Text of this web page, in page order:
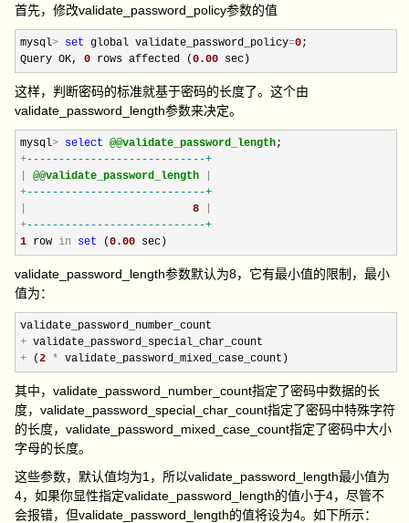
首先，修改validate_password_policy参数的值
mysql> set global validate_password_policy=0;
Query OK, 0 rows affected (0.00 sec)
这样，判断密码的标准就基于密码的长度了。这个由
validate_password_length参数来决定。
mysql> select @@validate_password_length
+-- --------------------------+
@@validate_password_length
+-- --------------------------+
8
+-- --------------------------+
1 row in set (0.00 sec)
validate_password_length参数默认为8，它有最小值的限制，最小
值为：
+
+ (2 * validate_password_mixed_case_count)
其中，validate_password_number_count指定了密码中数据的长
度，validate_password_special_char_count指定了密码中特殊字符
的长度，validate_password_mixed_case_count指定了密码中大小
字母的长度。
这些参数，默认值均为1，所以validate_password_length最小值为
4，如果你显性指定validate_password_length的值小于4，尽管不
会报错，但validate_password_length的值将设为4。如下所示：